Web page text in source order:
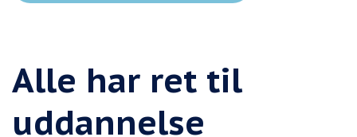
Alle har ret til
uddannelse